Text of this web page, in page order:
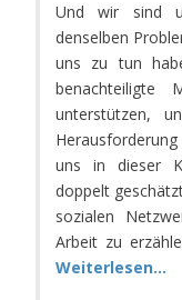
Und wir sind
denselben
uns zu tun
benachteiligte
unterstützen,
uns in dieser
doppelt
sozialen
Arbeit zu
Weiterlesen...